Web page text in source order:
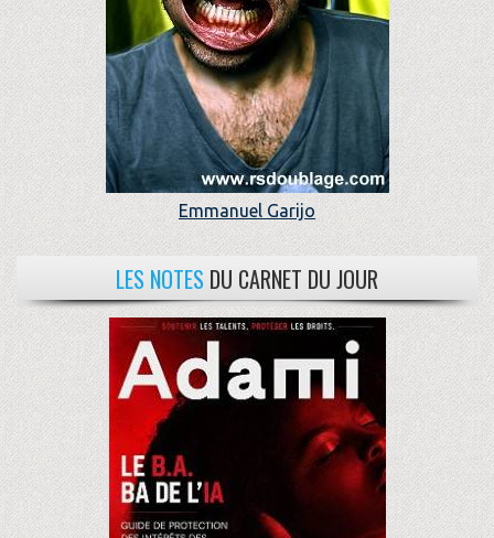
Emmanuel Garijo
LES NOTES DU CARNET DU JOUR